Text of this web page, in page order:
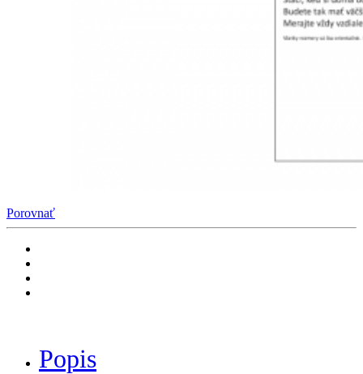
Porovnať
Popis